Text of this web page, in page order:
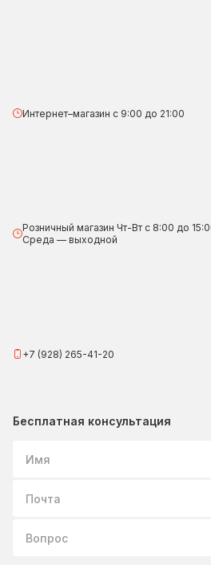
Интернет–магазин с 9:00 до 21:00
Розничный магазин Чт-Вт с 8:00 до
Среда — выходной
+7 (928) 265-41-20
Бесплатная консультация